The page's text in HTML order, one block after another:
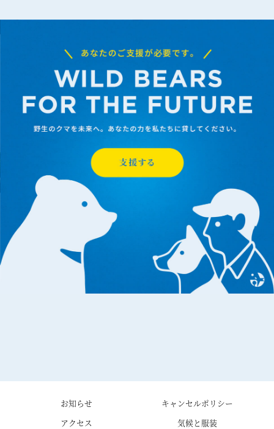
お知らせ
キャンセルポリシー
アクセス
気候と服装